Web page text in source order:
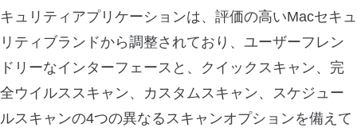
キュリティアプリケーションは、評価の高いMacセキュ
リティブランドから調整されており、ユーザーフレン
ドリーなインターフェースと、クイックスキャン、完
全ウイルススキャン、カスタムスキャン、スケジュー
ルスキャンの4つの異なるスキャンオプションを備えて